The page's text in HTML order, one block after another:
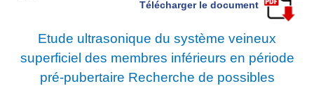
Télécharger le document
Etude ultrasonique du système veineux
superficiel des membres inférieurs en période
pré-pubertaire Recherche de possibles